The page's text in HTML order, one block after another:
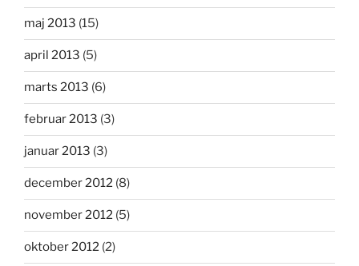
maj 2013 (15)
april 2013 (5)
marts 2013 (6)
februar 2013 (3)
januar 2013 (3)
december 2012 (8)
november 2012 (5)
oktober 2012 (2)